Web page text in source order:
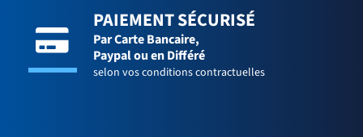
PAIEMENT SÉCURISÉ
Par Carte Bancaire,
Paypal ou en Différé
selon vos conditions contractuelles